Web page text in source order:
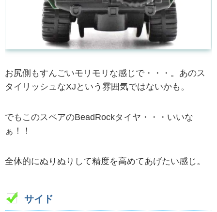
お尻側もすんごいモリモリな感じで・・・。あのス
タイリッシュなXJという雰囲気ではないかも。
でもこのスペアのBeadRockタイヤ・・・いいな
ぁ！！
全体的にぬりぬりして精度を高めてあげたい感じ。
サイド